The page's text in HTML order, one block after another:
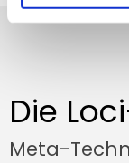
Die
Meta-